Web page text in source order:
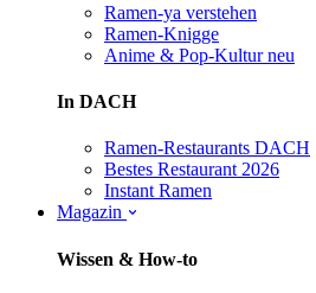
Ramen-ya verstehen
Ramen-Knigge
Anime & Pop-Kultur neu
In DACH
Ramen-Restaurants DACH
Bestes Restaurant 2026
Instant Ramen
Magazin
Wissen & How-to